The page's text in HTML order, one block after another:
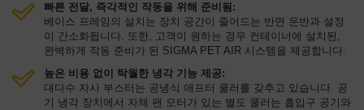
빠른 전달, 즉각적인 작동을 위해 준비됨:
베이스 프레임의 설치는 장치 공간이 줄어드는 반면 운반과 설정
이 간소화됩니다. 또한, 고객이 원하는 경우 컨테이너에 설치된,
완벽하게 작동 준비가 된 SIGMA PET AIR 시스템을 제공합니다.
높은 비용 없이 탁월한 냉각 기능 제공:
대다수 자사 부스터는 공냉식 애프터 쿨러를 갖추고 있습니다. 공
기 냉각 장치에서 자체 팬 모터가 있는 별도 쿨러는 흡입구 공기와